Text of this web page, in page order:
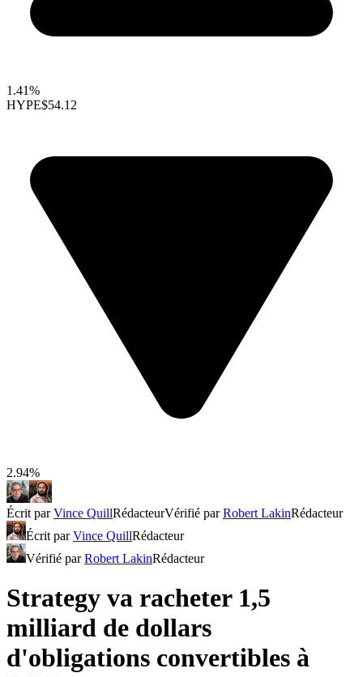
1.41%
HYPE$54.12
2.94%
Écrit parVince QuillRédacteurVérifié parRobert LakinRédacteur
Écrit parVince QuillRédacteur
Vérifié parRobert LakinRédacteur
Strategy va racheter 1,5
milliard de dollars
d'obligations convertibles à